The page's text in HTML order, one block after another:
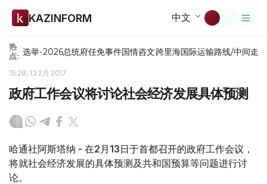
KAZINFORM 中文
热
点: 选举-2026总统府任免事件国情咨文跨里海国际运输路线/中间走廊
15:28, 13 2月 2017
政府工作会议将讨论社会经济发展具体预测
哈通社阿斯塔纳 - 在2月13日于首都召开的政府工作会议，
将就社会经济发展的具体预测及共和国预算等问题进行讨
论。